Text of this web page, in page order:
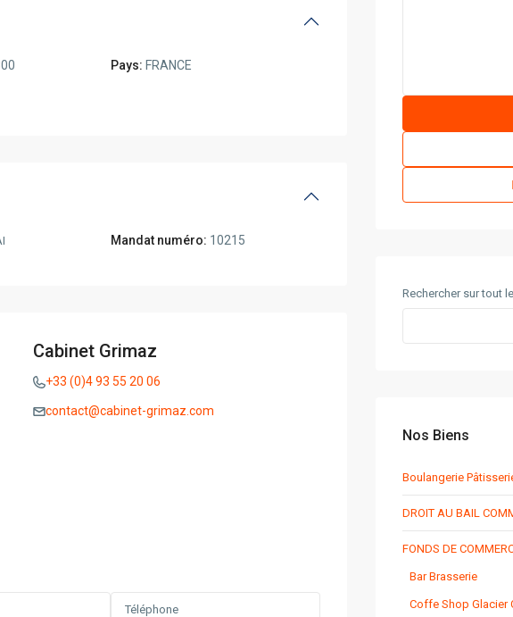
Pays: FRANCE
Mandat numéro: 10215
Cabinet Grimaz
+33 (0)4 93 55 20 06
contact@cabinet-grimaz.com
Rechercher sur tout
Nos Biens
Boulangerie
DROIT AU BAIL
FONDS DE
Bar Brasserie
Coffe Shop Glacier